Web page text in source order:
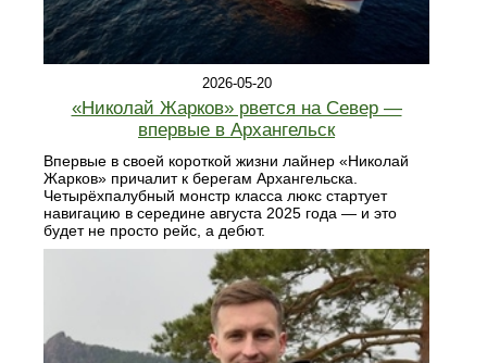
2026-05-20
«Николай Жарков» рвется на Север —
впервые в Архангельск
Впервые в своей короткой жизни лайнер «Николай
Жарков» причалит к берегам Архангельска.
Четырёхпалубный монстр класса люкс стартует
навигацию в середине августа 2025 года — и это
будет не просто рейс, а дебют.